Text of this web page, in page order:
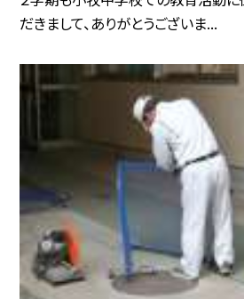
だきまして、ありがとうございま...